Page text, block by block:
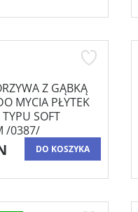
Z GĄBKĄ
MYCIA PŁYTEK
SOFT
/0387/
DO KOSZYKA